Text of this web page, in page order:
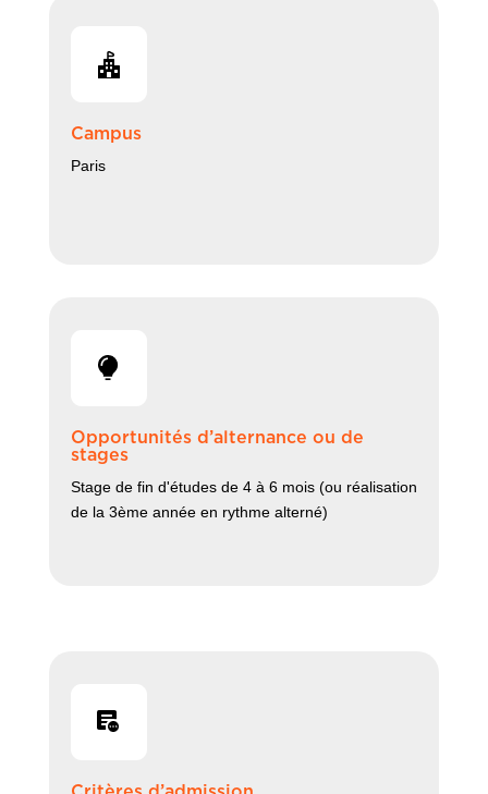
Campus
Paris
Opportunités d’alternance ou de
stages
Stage de fin d'études de 4 à 6 mois (ou réalisation
de la 3ème année en rythme alterné)